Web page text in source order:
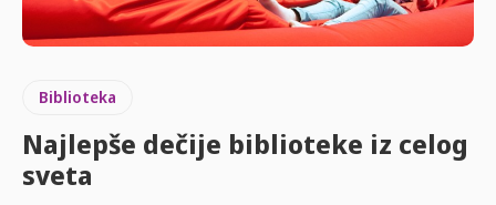
Biblioteka
Najlepše dečije biblioteke iz celog
sveta